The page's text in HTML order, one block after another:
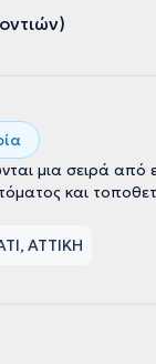
μια σειρά από
και
ΑΤΤΙΚΗ